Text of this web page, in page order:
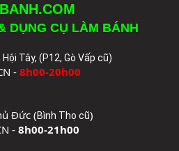
DỤNG CỤ LÀM BÁNH
Tây, (P12, Gò Vấp cũ)
- 8h00-20h00
Đức (Bình Thọ cũ)
- 8h00-21h00